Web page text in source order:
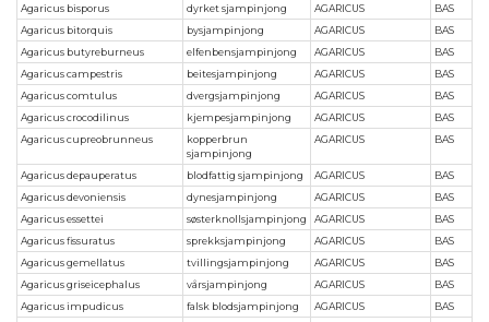
Agaricus bisporus
dyrket sjampinjong AGARICUS
BAS
Agaricus bitorquis
bysjampinjong AGARICUS
BAS
Agaricus butyreburneus
elfenbensjampinjong AGARICUS
BAS
Agaricus campestris
beitesjampinjong AGARICUS
BAS
Agaricus comtulus
dvergsjampinjong AGARICUS
BAS
Agaricus crocodilinus
kjempesjampinjong AGARICUS
BAS
Agaricus cupreobrunneus
kopperbrun
sjampinjong
AGARICUS BAS
Agaricus depauperatus blodfattig sjampinjong AGARICUS
BAS
Agaricus devoniensis
dynesjampinjong AGARICUS
BAS
Agaricus essettei
søsterknollsjampinjong AGARICUS
BAS
Agaricus fissuratus
sprekksjampinjong AGARICUS
BAS
Agaricus gemellatus
tvillingsjampinjong AGARICUS
BAS
Agaricus griseicephalus
vårsjampinjong AGARICUS
BAS
Agaricus impudicus
falsk blodsjampinjong AGARICUS
BAS